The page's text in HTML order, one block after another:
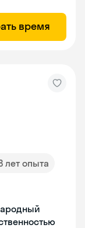
время
лет опыта